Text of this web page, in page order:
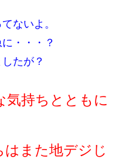
ないよ。
・・・？
たが？
気持ちとともに
また地デジじ